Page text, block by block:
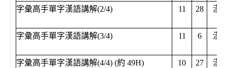
字彙高手單字漢語講解(2/4) 11 28 漢
字彙高手單字漢語講解(3/4) 11 6 漢
字彙高手單字漢語講解(4/4) (約 49H) 10 27 漢